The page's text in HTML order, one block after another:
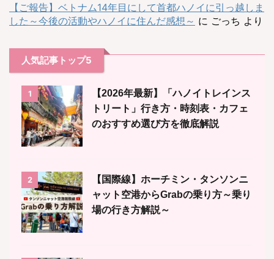
【ご報告】ベトナム14年目にして首都ハノイに引っ越しま
した～今後の活動やハノイに住んだ感想～ に ごっち より
人気記事トップ5
1
【2026年最新】「ハノイトレインス
トリート」行き方・時刻表・カフェ
のおすすめ選び方を徹底解説
2
【国際線】ホーチミン・タンソンニ
ャット空港からGrabの乗り方～乗り
場の行き方解説～